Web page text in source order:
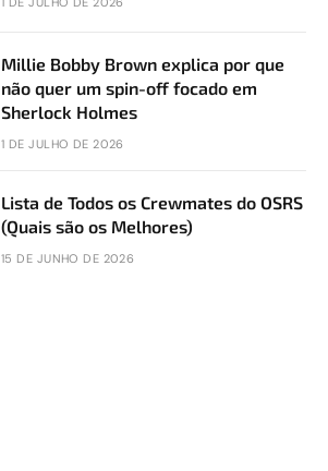
Millie Bobby Brown explica por que
não quer um spin-off focado em
Sherlock Holmes
1 DE JULHO DE 2026
Lista de Todos os Crewmates do OSRS
(Quais são os Melhores)
15 DE JUNHO DE 2026